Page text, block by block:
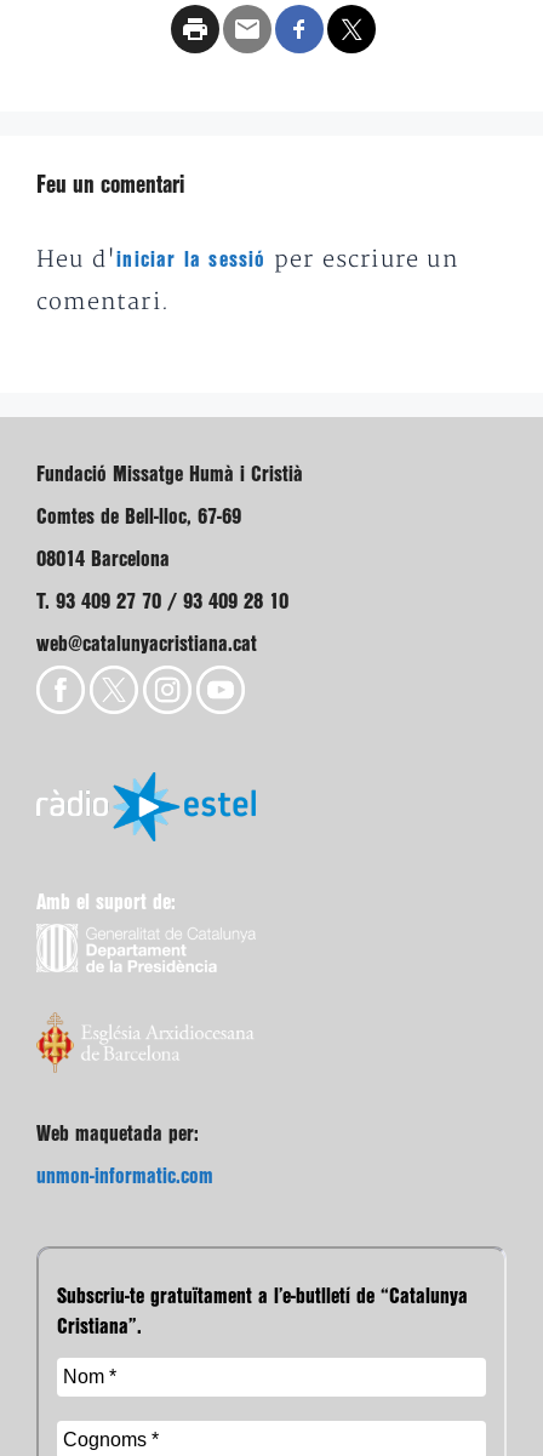
Feu un comentari
Heu d'iniciar la sessió
per escriure un
comentari.
Fundació Missatge Humà i Cristià
Comtes de Bell-lloc, 67-69
08014 Barcelona
T. 93 409 27 70 / 93 409 28 10
web@catalunyacristiana.cat
Amb el suport de:
Web maquetada per:
unmon-informatic.com
Subscriu-te gratuïtament a l’e-butlletí de “Catalunya
Cristiana”.